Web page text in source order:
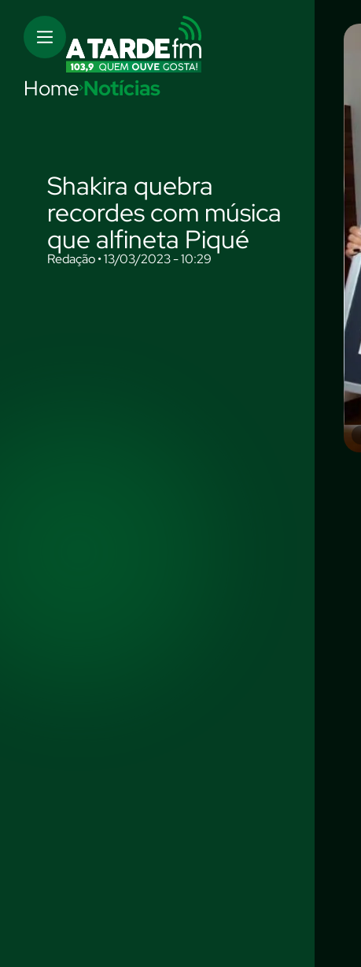
Home Notícias
Shakira quebra
recordes com música
que alfineta Piqué
Redação • 13/03/2023 - 10:29